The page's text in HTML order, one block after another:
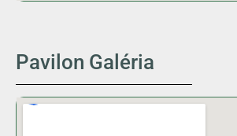
Pavilon Galéria